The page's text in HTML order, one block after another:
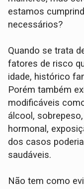
estamos
necessários?
Quando se trata
fatores de risco
idade, histórico
Porém também
modificáveis
álcool,
hormonal,
dos casos
saudáveis.
Não tem como